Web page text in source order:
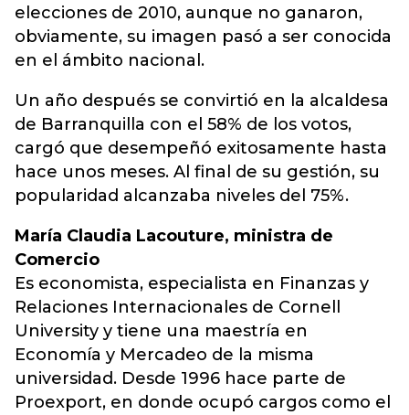
elecciones de 2010, aunque no ganaron,
obviamente, su imagen pasó a ser conocida
en el ámbito nacional.
Un año después se convirtió en la alcaldesa
de Barranquilla con el 58% de los votos,
cargó que desempeñó exitosamente hasta
hace unos meses. Al final de su gestión, su
popularidad alcanzaba niveles del 75%.
María Claudia Lacouture, ministra de
Comercio
Es economista, especialista en Finanzas y
Relaciones Internacionales de Cornell
University y tiene una maestría en
Economía y Mercadeo de la misma
universidad. Desde 1996 hace parte de
Proexport, en donde ocupó cargos como el